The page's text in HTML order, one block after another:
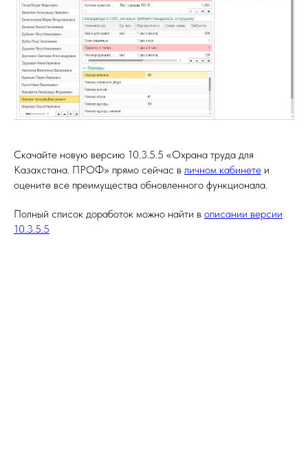
Скачайте новую версию 10.3.5.5 «Охрана труда для
Казахстана. ПРОФ» прямо сейчас в личном кабинете и
оцените все преимущества обновленного функционала.
Полный список доработок можно найти в описании версии
10.3.5.5